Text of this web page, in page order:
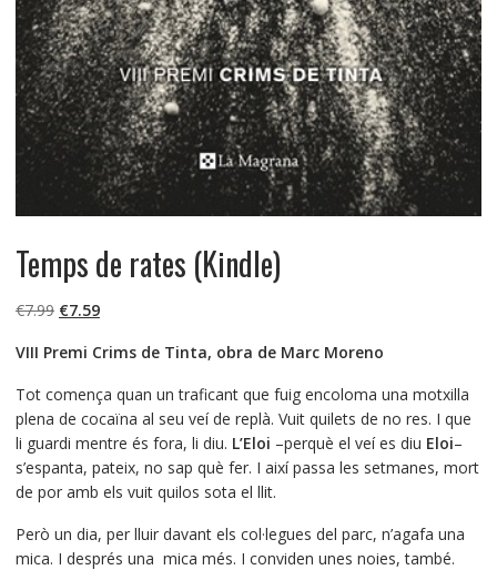
Temps de rates (Kindle)
€7.99 El
original
€7.99.
€7.59El
actual
€7.59.
VIII Premi Crims de Tinta, obra de Marc Moreno
Tot comença quan un traficant que fuig encoloma una motxilla
plena de cocaïna al seu veí de replà. Vuit quilets de no res. I que
li guardi mentre és fora, li diu. L’Eloi –perquè el veí es diu Eloi–
s’espanta, pateix, no sap què fer. I així passa les setmanes, mort
de por amb els vuit quilos sota el llit.
Però un dia, per lluir davant els col·legues del parc, n’agafa una
mica. I després una mica més. I conviden unes noies, també.